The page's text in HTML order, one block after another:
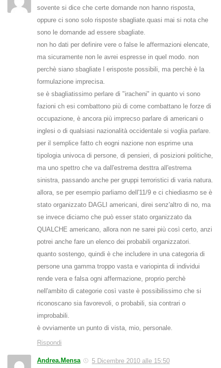
sovente si dice che certe domande non hanno risposta,
oppure ci sono solo risposte sbagliate.quasi mai si nota che
sono le domande ad essere sbagliate.
non ho dati per definire vere o false le affermazioni elencate,
ma sicuramente non le avrei espresse in quel modo. non
perchè siano sbagliate l erisposte possibili, ma perchè è la
formulazione imprecisa.
se è sbagliatissimo perlare di "iracheni" in quanto vi sono
fazioni ch esi combattono più di come combattano le forze di
occupazione, è ancora più imprecso parlare di americani o
inglesi o di qualsiasi nazionalità occidentale si voglia parlare.
per il semplice fatto ch eogni nazione non esprime una
tipologia univoca di persone, di pensieri, di posizioni politiche,
ma uno spettro che va dall'estrema desttra all'estrema
sinistra, passando anche per gruppi terroristici di varia natura.
allora, se per esempio parliamo dell'11/9 e ci chiediasmo se è
stato organizzato DAGLI americani, direi senz'altro di no, ma
se invece diciamo che può esser stato organizzato da
QUALCHE americano, allora non ne sarei più così certo, anzi
potrei anche fare un elenco dei probabili organizzatori.
quanto sostengo, quindi è che includere in una categoria di
persone una gamma troppo vasta e variopinta di individui
rende vera e falsa ogni affermazione, proprio perchè
nell'ambito di categorie così vaste è possibilissimo che si
riconoscano sia favorevoli, o probabili, sia contrari o
improbabili.
è ovviamente un punto di vista, mio, personale.
Rispondi
Andrea.Mensa 5 Dicembre 2010 alle 15:50